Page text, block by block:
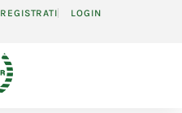
REGISTRATI LOGIN